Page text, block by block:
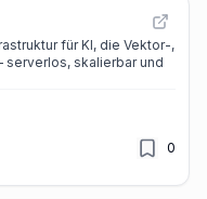
für KI, die Vektor-,
skalierbar und
0